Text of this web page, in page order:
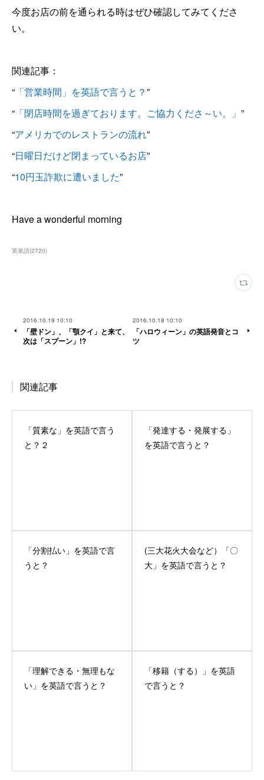
今度お店の前を通られる時はぜひ確認してみてくださ
い。
関連記事：
“ 「営業時間」を英語で言うと？”
“ 「閉店時間を過ぎております。ご協力くださ～い。」 ”
“アメリカでのレストランの流れ”
“日曜日だけど閉まっているお店”
“10円玉詐欺に遭いました”
Have a wonderful morning
英単語(2720)
2016.10.19 10:10
「壁ドン」、「顎クイ」と来て、
次は「スプーン」!?
2016.10.18 10:10
「ハロウィーン」の英語発音とコ
ツ
関連記事
「質素な」を英語で言う
と？２
「発達する・発展する」
を英語で言うと？
「分割払い」を英語で言
うと？
(三大花火大会など）「〇
大」を英語で言うと？
「理解できる・無理もな
い」を英語で言うと？
「移籍（する）」を英語
で言うと？